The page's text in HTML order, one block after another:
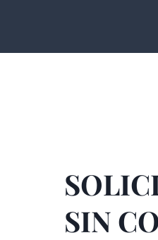
SIN